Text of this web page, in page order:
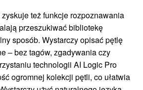
też funkcje rozpoznawania
przeszukiwać bibliotekę
sposób. Wystarczy opisać pętlę
– bez tagów, zgadywania czy
technologii AI Logic Pro
ogromnej kolekcji pętli, co ułatwia